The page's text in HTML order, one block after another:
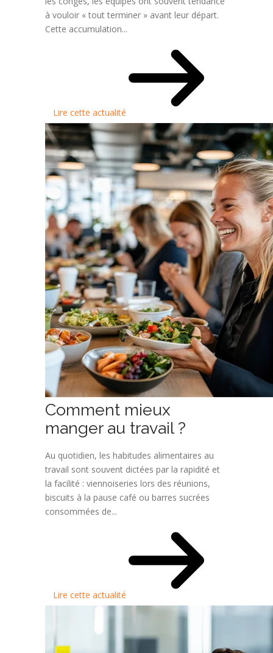
à vouloir « tout terminer » avant leur départ.
Cette accumulation...
Lire cette actualité
Comment mieux
manger au travail ?
Au quotidien, les habitudes alimentaires au
travail sont souvent dictées par la rapidité et
la facilité : viennoiseries lors des réunions,
biscuits à la pause café ou barres sucrées
consommées de...
Lire cette actualité